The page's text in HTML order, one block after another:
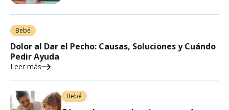
Bebé
Dolor al Dar el Pecho: Causas, Soluciones y Cuándo
Pedir Ayuda
Leer más
Bebé